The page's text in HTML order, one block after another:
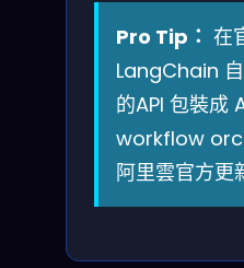
Pro Tip： 在
LangChain
的API 包裝成
workflow
阿里雲官方更